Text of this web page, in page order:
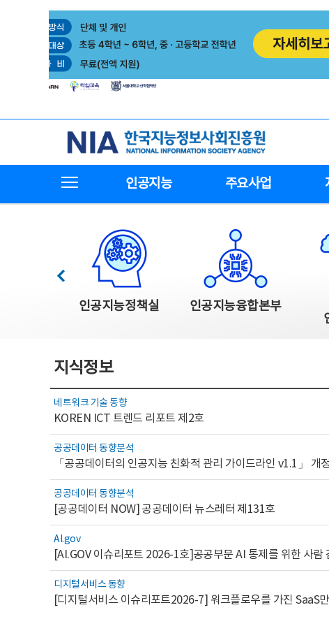
한국지능정보사회진흥원
인공지능 주요사업
한국지능정보사회진흥원 주요사업
인공지능정책실 인공지능융합본부
이전
지식정보
네트워크 기술 동향
KOREN ICT 트렌드 리포트 제2호
공공데이터 동향분석
「공공데이터의 인공지능 친화적 관리 가이드라인 v1.1」 개
공공데이터 동향분석
[공공데이터 NOW] 공공데이터 뉴스레터 제131호
AI.gov
디지털서비스 동향